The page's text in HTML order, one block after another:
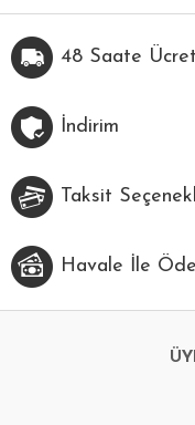
48 Saate
İndirim
Taksit
Havale İle